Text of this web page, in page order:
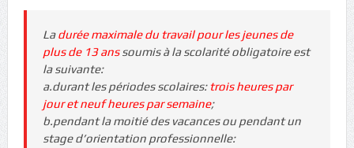
Ladurée maximale du travail pour les jeunes de
plus de 13 anssoumis à la scolarité obligatoire est
la suivante:
a.durant les périodes scolaires:trois heures par
jour et neuf heures par semaine;
b.pendant la moitié des vacances ou pendant un
stage d’orientation professionnelle: